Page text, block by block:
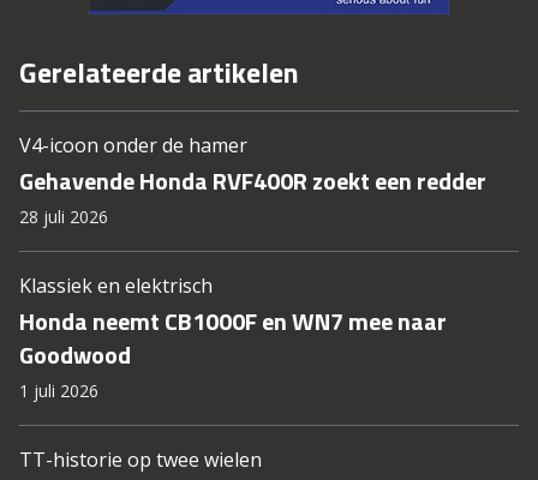
Gerelateerde artikelen
V4-icoon onder de hamer
Gehavende Honda RVF400R zoekt een redder
28 juli 2026
Klassiek en elektrisch
Honda neemt CB1000F en WN7 mee naar
Goodwood
1 juli 2026
TT-historie op twee wielen